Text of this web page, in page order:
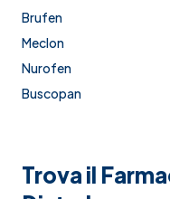
Brufen
Meclon
Nurofen
Buscopan
Trova il